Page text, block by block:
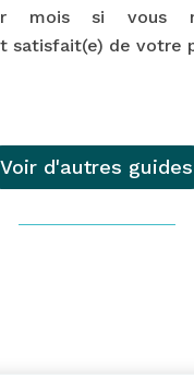
mois si vous
satisfait(e) de votre
Voir d'autres guides